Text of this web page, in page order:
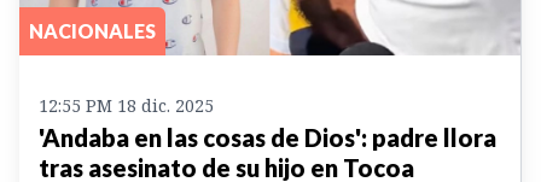
NACIONALES
12:55 PM 18 dic. 2025
'Andaba en las cosas de Dios': padre llora
tras asesinato de su hijo en Tocoa